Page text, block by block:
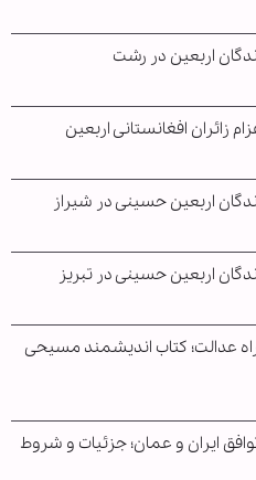
اربعین در رشت
زائران افغانستانی اربعین
اربعین حسینی در شیراز
اربعین حسینی در تبریز
عدالت؛ کتاب اندیشمند مسیحی
توافق ایران و عمان؛ جزئیات و شروط